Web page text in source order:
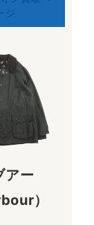
ジ
アー
）